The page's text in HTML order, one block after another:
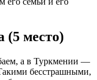
(5 место)
а в Туркмении —
бесстрашными,